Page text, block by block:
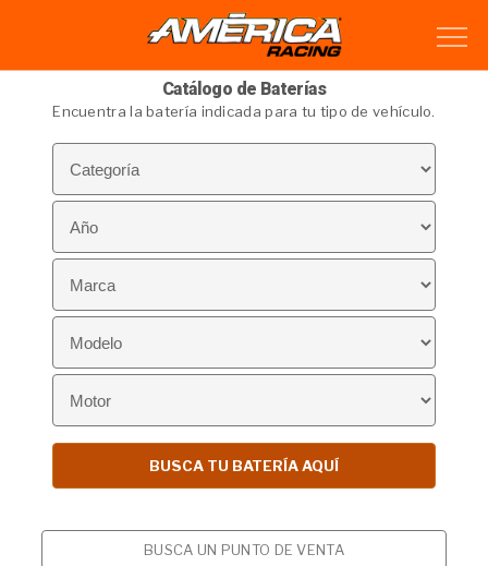
Catálogo de Baterías
Encuentra la batería indicada para tu tipo de vehículo.
BUSCA UN PUNTO DE VENTA